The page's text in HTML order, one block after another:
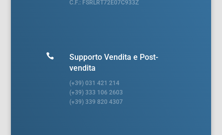
C.F.: FSRLRT72E07C933Z

Supporto Vendita e Post-
vendita
(+39) 031 421 214
(+39) 333 106 2603
(+39) 339 820 4307